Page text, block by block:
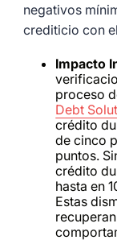
negativos
crediticio con
Impacto
proceso
Debt
crédito
de cinco
puntos.
crédito
hasta en
Estas